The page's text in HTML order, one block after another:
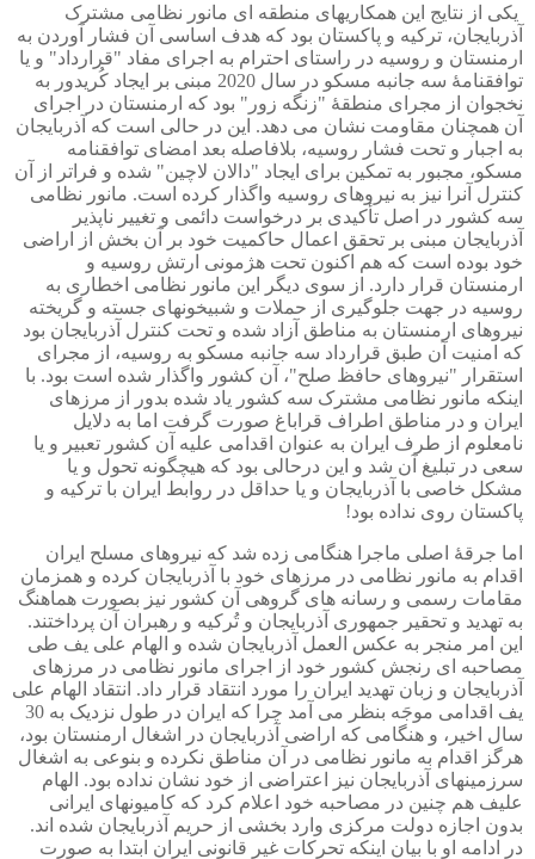
یکی از نتایج این همکاریهای منطقه ای مانور نظامی مشترک
آذربایجان، ترکیه و پاکستان بود که هدف اساسی آن فشار آوردن به
ارمنستان و روسیه در راستای احترام به اجرای مفاد "قرارداد" و یا
توافقنامۀ سه جانبه مسکو در سال 2020 مبنی بر ایجاد کُریدور به
نخجوان از مجرای منطقۀ "زنگه زور" بود که ارمنستان در اجرای
آن همچنان مقاومت نشان می دهد. این در حالی است که آذربایجان
به اجبار و تحت فشار روسیه، بلافاصله بعد امضای توافقنامه
مسکو، مجبور به تمکین برای ایجاد "دالان لاچین" شده و فراتر از آن
کنترل آنرا نیز به نیروهای روسیه واگذار کرده است. مانور نظامی
سه کشور در اصل تأکیدی بر درخواست دائمی و تغییر ناپذیر
آذربایجان مبنی بر تحقق اعمال حاکمیت خود بر آن بخش از اراضی
خود بوده است که هم اکنون تحت هژمونی ارتش روسیه و
ارمنستان قرار دارد. از سوی دیگر این مانور نظامی اخطاری به
روسیه در جهت جلوگیری از حملات و شبیخونهای جسته و گریخته
نیروهای ارمنستان به مناطق آزاد شده و تحت کنترل آذربایجان بود
که امنیت آن طبق قرارداد سه جانبه مسکو به روسیه، از مجرای
استقرار "نیروهای حافظ صلح"، آن کشور واگذار شده است بود. با
اینکه مانور نظامی مشترک سه کشور یاد شده بدور از مرزهای
ایران و در مناطق اطراف قراباغ صورت گرفت اما به دلایل
نامعلوم از طرف ایران به عنوان اقدامی علیه آن کشور تعبیر و یا
سعی در تبلیغ آن شد و این درحالی بود که هیچگونه تحول و یا
مشکل خاصی با آذربایجان و یا حداقل در روابط ایران با ترکیه و
پاکستان روی نداده بود!
اما جرقۀ اصلی ماجرا هنگامی زده شد که نیروهای مسلح ایران
اقدام به مانور نظامی در مرزهای خود با آذربایجان کرده و همزمان
مقامات رسمی و رسانه های گروهی آن کشور نیز بصورت هماهنگ
به تهدید و تحقیر جمهوری آذربایجان و تُرکیه و رهبران آن پرداختند.
این امر منجر به عکس العمل آذربایجان شده و الهام علی یف طی
مصاحبه ای رنجش کشور خود از اجرای مانور نظامی در مرزهای
آذربایجان و زبان تهدید ایران را مورد انتقاد قرار داد. انتقاد الهام علی
یف اقدامی موجَه بنظر می آمد چرا که ایران در طول نزدیک به 30
سال اخیر، و هنگامی که اراضی آذربایجان در اشغال ارمنستان بود،
هرگز اقدام به مانور نظامی در آن مناطق نکرده و بنوعی به اشغال
سرزمینهای آذربایجان نیز اعتراضی از خود نشان نداده بود. الهام
علیف هم چنین در مصاحبه خود اعلام کرد که کامیونهای ایرانی
بدون اجازه دولت مرکزی وارد بخشی از حریم آذربایجان شده اند.
در ادامه او با بیان اینکه تحرکات غیر قانونی ایران ابتدا به صورت